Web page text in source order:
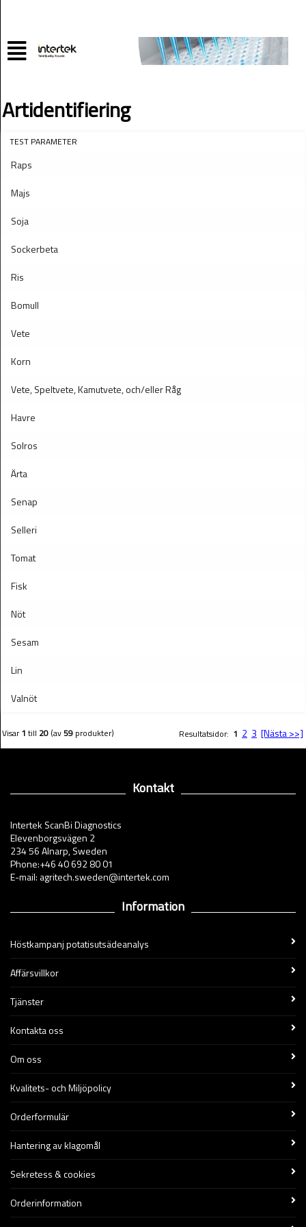
Artidentifiering
TEST PARAMETER
Raps
Majs
Soja
Sockerbeta
Ris
Bomull
Vete
Korn
Vete, Speltvete, Kamutvete, och/eller Råg
Havre
Solros
Ärta
Senap
Selleri
Tomat
Fisk
Nöt
Sesam
Lin
Valnöt
Visar1 till 20 (av59 produkter) Resultatsidor: 1 2 3 [Nästa >>]
Kontakt
Intertek ScanBi Diagnostics
Elevenborgsvägen 2
234 56 Alnarp, Sweden
Phone:+46 40 692 80 01
E-mail: agritech.sweden@intertek.com
Information
Höstkampanj potatisutsädeanalys
Affärsvillkor
Tjänster
Kontakta oss
Om oss
Kvalitets- och Miljöpolicy
Orderformulär
Hantering av klagomål
Sekretess & cookies
Orderinformation